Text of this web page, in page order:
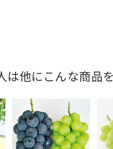
は他にこんな商品